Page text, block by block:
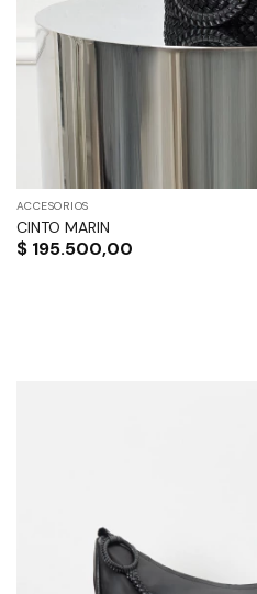
ACCESORIOS
CINTO MARIN
$195.500,00